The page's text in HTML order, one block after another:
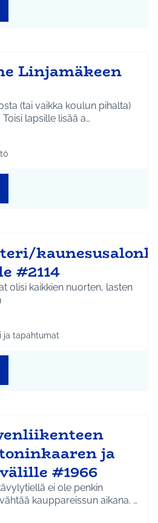
Linjamäkeen
(tai vaikka koulun pihalta)
lapsille lisää a…
Kellokoski
teeman mukaan: Ympäristö
#2114
olisi kaikkien nuorten, lasten
Kellokoski
teeman mukaan: Kulttuuri ja
ja tapahtumat
ja
#1966
ei ole penkin
penkkiä jossa voisi levähtää kauppareissun aikana. …